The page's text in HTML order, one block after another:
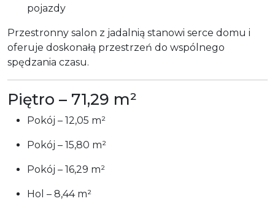
pojazdy
Przestronny salon z jadalnią stanowi serce domu i
oferuje doskonałą przestrzeń do wspólnego
spędzania czasu.
Piętro – 71,29 m²
Pokój – 12,05 m²
Pokój – 15,80 m²
Pokój – 16,29 m²
Hol – 8,44 m²